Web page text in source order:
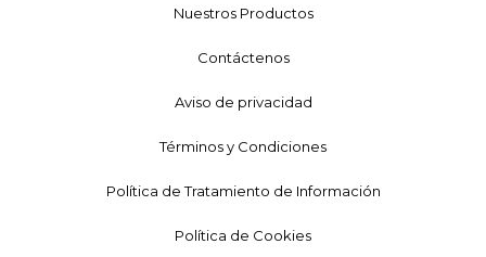
Nuestros Productos
Contáctenos
Aviso de privacidad
Términos y Condiciones
Política de Tratamiento de Información
Política de Cookies